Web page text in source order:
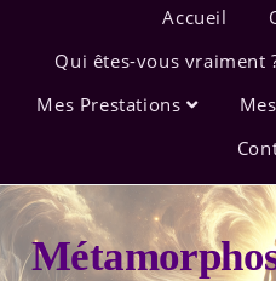
Accueil
Qui êtes-vous vraiment
Mes Prestations